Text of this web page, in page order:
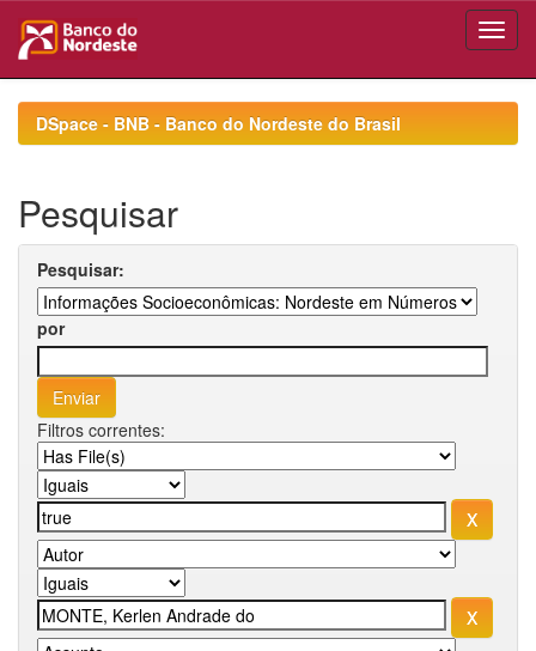
navigationDSpace - BNB - Banco do Nordeste do Brasil
Pesquisar
Pesquisar:
por
Filtros correntes: